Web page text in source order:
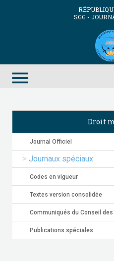
SGG -
menu
Droit
Journal Officiel
Journaux spéciaux
Codes en vigueur
Textes version consolidée
Communiqués du Conseil
Publications spéciales